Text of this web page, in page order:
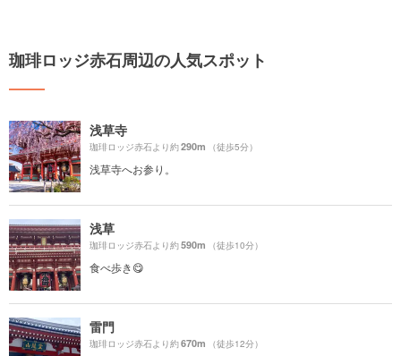
珈琲ロッジ赤石周辺の人気スポット
浅草寺
珈琲ロッジ赤石より約290m （徒歩5分）
浅草寺へお参り。
浅草
珈琲ロッジ赤石より約590m （徒歩10分）
食べ歩き😋
雷門
珈琲ロッジ赤石より約670m （徒歩12分）